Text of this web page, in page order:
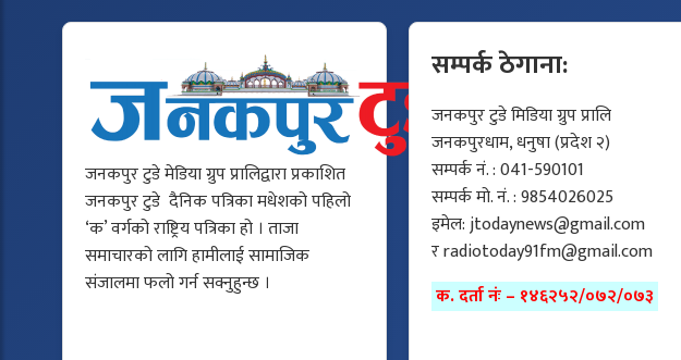
जनकपुर टुडे मेडिया ग्रुप प्रालिद्वारा प्रकाशित
जनकपुर टुडे दैनिक पत्रिका मधेशको पहिलो
‘क’ वर्गको राष्ट्रिय पत्रिका हो । ताजा
समाचारको लागि हामीलाई सामाजिक
संजालमा फलो गर्न सक्नुहुन्छ ।
सम्पर्क ठेगाना:
जनकपुर टुडे मिडिया ग्रुप प्रालि
जनकपुरधाम, धनुषा (प्रदेश २)
सम्पर्क नं. : 041-590101
सम्पर्क मो. नं. : 9854026025
इमेल:jtodaynews@gmail.com
रradiotoday91fm@gmail.com
क. दर्ता नंः – १४६२५२/०७२/०७३